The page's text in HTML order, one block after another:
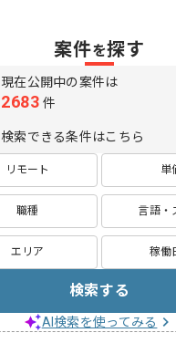
案件を探す
現在公開中の案件は
2683 件
検索できる条件はこちら
リモート 単
職種 言語・
エリア 稼働
検索する
AI検索を使ってみる